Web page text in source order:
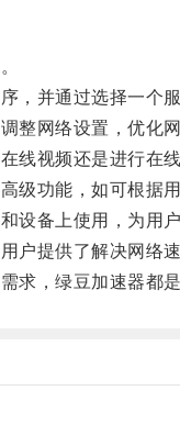
并通过选择一个服
网络设置，优化网
视频还是进行在线
功能，如可根据用
备上使用，为用户
提供了解决网络速
，绿豆加速器都是